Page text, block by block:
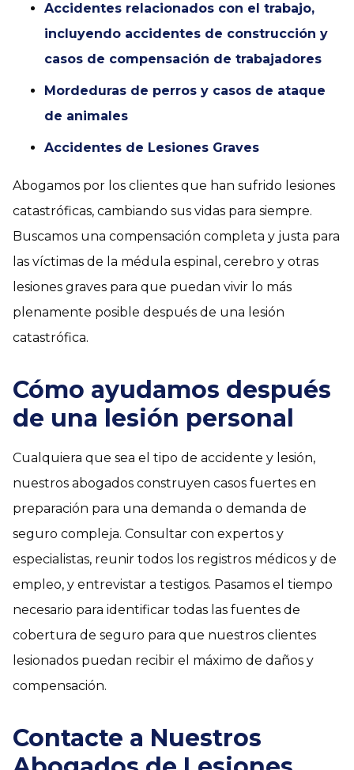
Accidentes relacionados con el trabajo,
incluyendo accidentes de construcción y
casos de compensación de trabajadores
Mordeduras de perros y casos de ataque
de animales
Accidentes de Lesiones Graves
Abogamos por los clientes que han sufrido lesiones
catastróficas, cambiando sus vidas para siempre.
Buscamos una compensación completa y justa para
las víctimas de la médula espinal, cerebro y otras
lesiones graves para que puedan vivir lo más
plenamente posible después de una lesión
catastrófica.
Cómo ayudamos después
de una lesión personal
Cualquiera que sea el tipo de accidente y lesión,
nuestros abogados construyen casos fuertes en
preparación para una demanda o demanda de
seguro compleja. Consultar con expertos y
especialistas, reunir todos los registros médicos y de
empleo, y entrevistar a testigos. Pasamos el tiempo
necesario para identificar todas las fuentes de
cobertura de seguro para que nuestros clientes
lesionados puedan recibir el máximo de daños y
compensación.
Contacte a Nuestros